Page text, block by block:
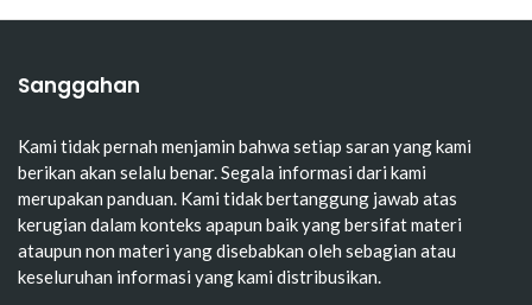
Sanggahan
Kami tidak pernah menjamin bahwa setiap saran yang kami
berikan akan selalu benar. Segala informasi dari kami
merupakan panduan. Kami tidak bertanggung jawab atas
kerugian dalam konteks apapun baik yang bersifat materi
ataupun non materi yang disebabkan oleh sebagian atau
keseluruhan informasi yang kami distribusikan.